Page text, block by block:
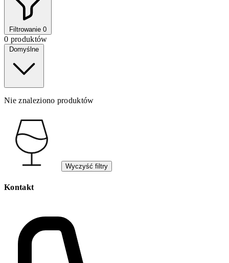
Filtrowanie 0
0 produktów
Domyślne
Nie znaleziono produktów
Wyczyść filtry
Kontakt